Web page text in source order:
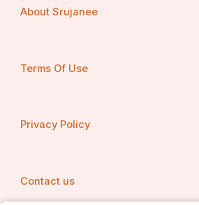
About Srujanee
Terms Of Use
Privacy Policy
Contact us